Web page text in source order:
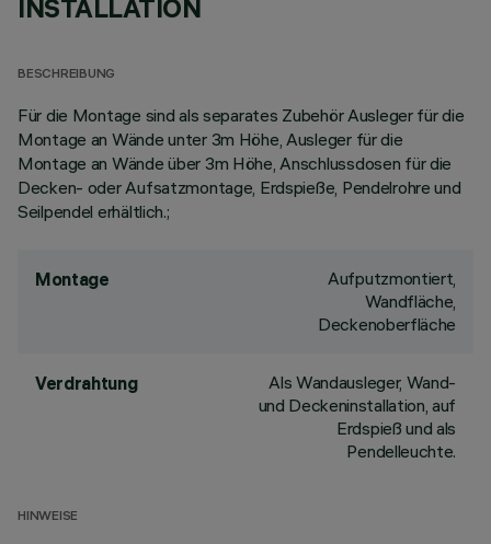
INSTALLATION
BESCHREIBUNG
Für die Montage sind als separates Zubehör Ausleger für die
Montage an Wände unter 3m Höhe, Ausleger für die
Montage an Wände über 3m Höhe, Anschlussdosen für die
Decken- oder Aufsatzmontage, Erdspieße, Pendelrohre und
Seilpendel erhältlich.;
Montage
Aufputzmontiert,
Wandfläche,
Deckenoberfläche
Verdrahtung
Als Wandausleger, Wand-
und Deckeninstallation, auf
Erdspieß und als
Pendelleuchte.
HINWEISE